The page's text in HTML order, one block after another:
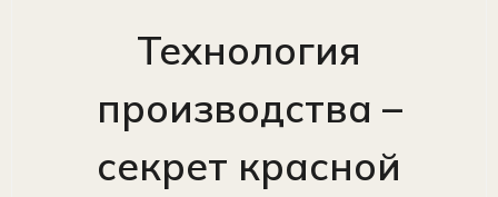
Технология
производства –
секрет красной